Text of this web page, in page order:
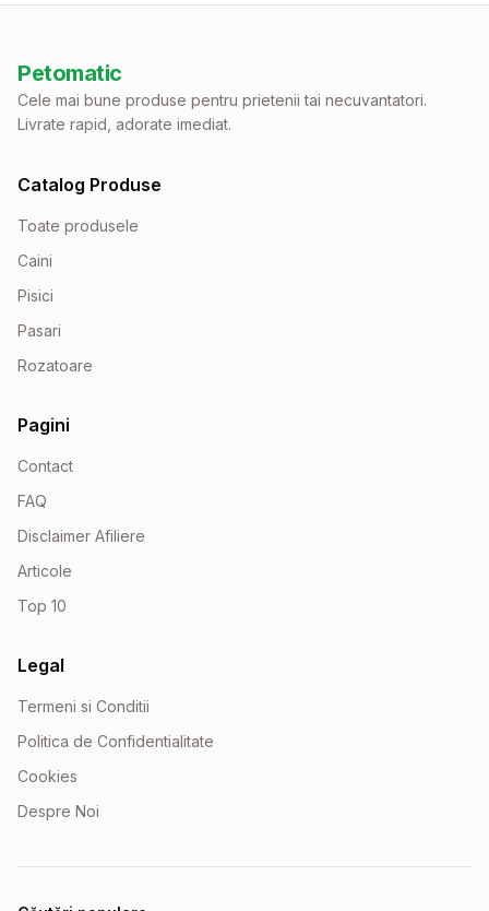
Petomatic
Cele mai bune produse pentru prietenii tai necuvantatori.
Livrate rapid, adorate imediat.
Catalog Produse
Toate produsele
Caini
Pisici
Pasari
Rozatoare
Pagini
Contact
FAQ
Disclaimer Afiliere
Articole
Top 10
Legal
Termeni si Conditii
Politica de Confidentialitate
Cookies
Despre Noi